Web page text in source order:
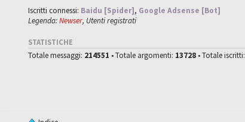
Iscritti connessi: Baidu [Spider], Google Adsense [Bot]
Legenda:Newser, Utenti registrati
STATISTICHE
Totale messaggi: 214551 • Totale argomenti: 13728 • Totale iscritti: